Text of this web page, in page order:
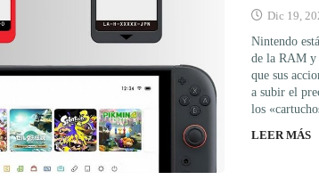
Dic 19,
Nintendo
de la RAM y
que sus
a subir el
los
LEER MÁS